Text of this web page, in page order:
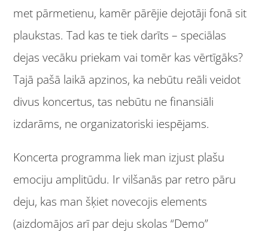
met pārmetienu, kamēr pārējie dejotāji fonā sit
plaukstas. Tad kas te tiek darīts – speciālas
dejas vecāku priekam vai tomēr kas vērtīgāks?
Tajā pašā laikā apzinos, ka nebūtu reāli veidot
divus koncertus, tas nebūtu ne finansiāli
izdarāms, ne organizatoriski iespējams.
Koncerta programma liek man izjust plašu
emociju amplitūdu. Ir vilšanās par retro pāru
deju, kas man šķiet novecojis elements
(aizdomājos arī par deju skolas “Demo”